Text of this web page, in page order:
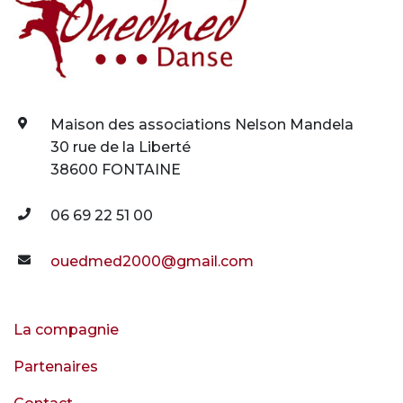
Maison des associations Nelson Mandela
30 rue de la Liberté
38600 FONTAINE
06 69 22 51 00
ouedmed2000@gmail.com
La compagnie
Partenaires